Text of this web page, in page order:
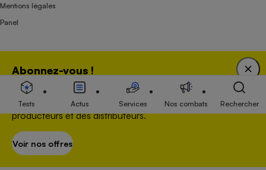
Abonnez-vous !
Bénéficiez d'une expertise unique tout en soutenant
une association 100 % indépendante de l'Etat, des
producteurs et des distributeurs.
Voir nos offres
Mentions légales
Panel
Association indépendante de l’État, des syndicats, des producteurs et des
distributeurs depuis 1951.
Tests Actus Services Nos combats Rechercher